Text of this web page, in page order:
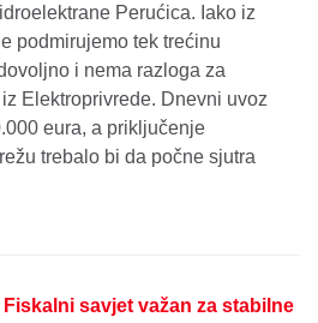
Perućica. Iako iz
podmirujemo tek trećinu
i nema razloga za
Elektroprivrede. Dnevni uvoz
eura, a priključenje
trebalo bi da počne sjutra
savjet važan za stabilne